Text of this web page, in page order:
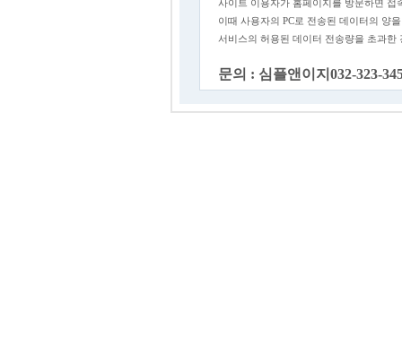
사이트 이용자가 홈페이지를 방문하면 접
이때 사용자의 PC로 전송된 데이터의 양
서비스의 허용된 데이터 전송량을 초과
문의 : 심플앤이지032-323-